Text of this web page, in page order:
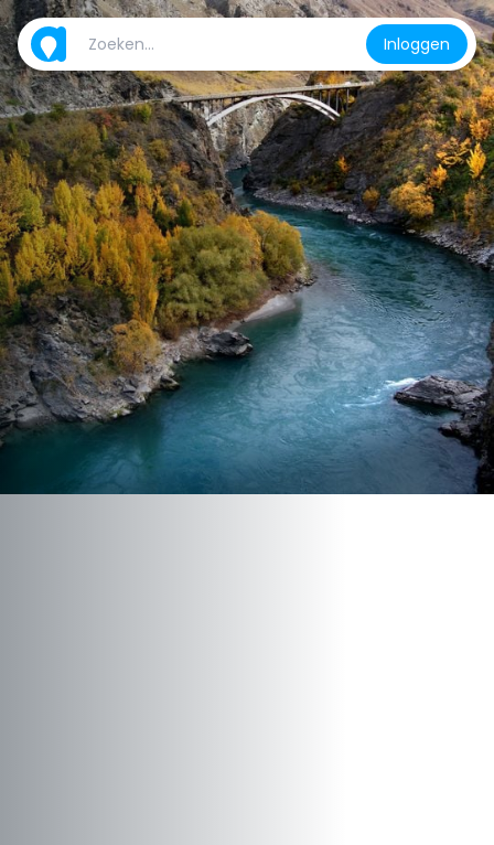
Inloggen